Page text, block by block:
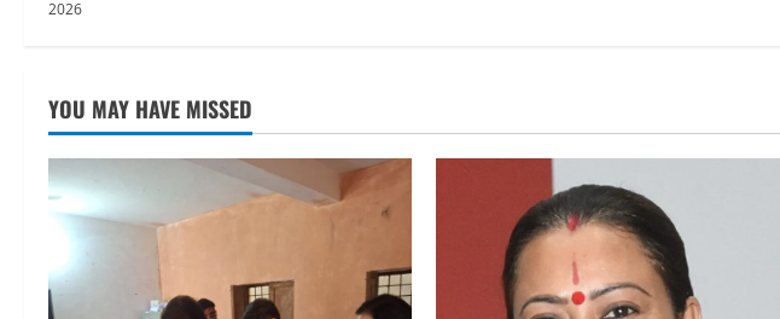
2026
YOU MAY HAVE MISSED